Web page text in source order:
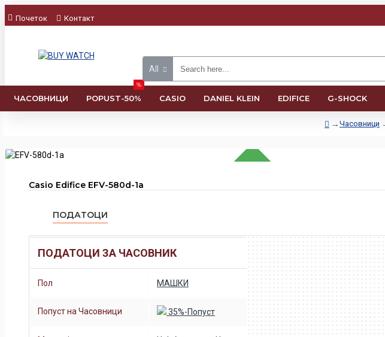
Почеток Контакт
All
ЧАСОВНИЦИ POPUST-50%
%
CASIO DANIEL KLEIN EDIFICE G-SHOCK
Часовници
НЕМА НА ЗАЛИХА
Casio Edifice EFV-580d-1a
ПОДАТОЦИ
ПОДАТОЦИ ЗА ЧАСОВНИК
Пол МАШКИ
Попуст на Часовници 35%-Попуст